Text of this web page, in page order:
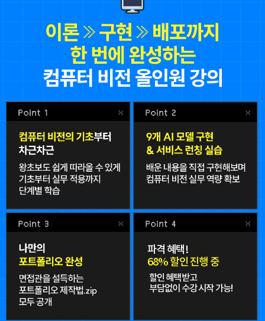
파격 혜택!
68% 할인 진행 중
할인 혜택받고
부담없이 수강 시작 가능!